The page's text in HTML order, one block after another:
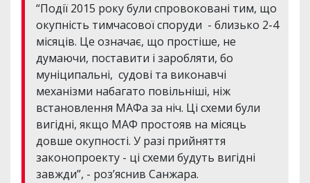
“Події 2015 року були спровоковані тим, що
окупність тимчасової споруди - близько 2-4
місяців. Це означає, що простіше, не
думаючи, поставити і заробляти, бо
муніципальні, судові та виконавчі
механізми набагато повільніші, ніж
встановлення МАФа за ніч. Ці схеми були
вигідні, якщо МАФ простояв на місяць
довше окупності. У разі прийняття
законопроекту - ці схеми будуть вигідні
завжди”, - роз’яснив Санжара.